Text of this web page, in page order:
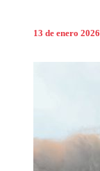
13 de enero 2026